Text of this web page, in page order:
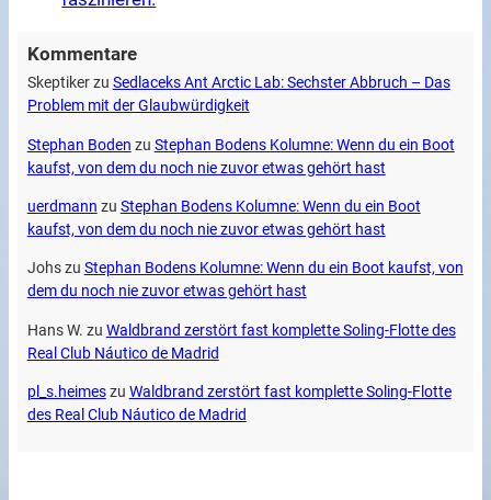
Kommentare
Skeptikerzu Sedlaceks Ant Arctic Lab: Sechster Abbruch – Das
Problem mit der Glaubwürdigkeit
Stephan Boden zu Stephan Bodens Kolumne: Wenn du ein Boot
kaufst, von dem du noch nie zuvor etwas gehört hast
uerdmann zu Stephan Bodens Kolumne: Wenn du ein Boot
kaufst, von dem du noch nie zuvor etwas gehört hast
Johszu Stephan Bodens Kolumne: Wenn du ein Boot kaufst, von
dem du noch nie zuvor etwas gehört hast
Hans W. zu Waldbrand zerstört fast komplette Soling-Flotte des
Real Club Náutico de Madrid
pl_s.heimeszu Waldbrand zerstört fast komplette Soling-Flotte
des Real Club Náutico de Madrid